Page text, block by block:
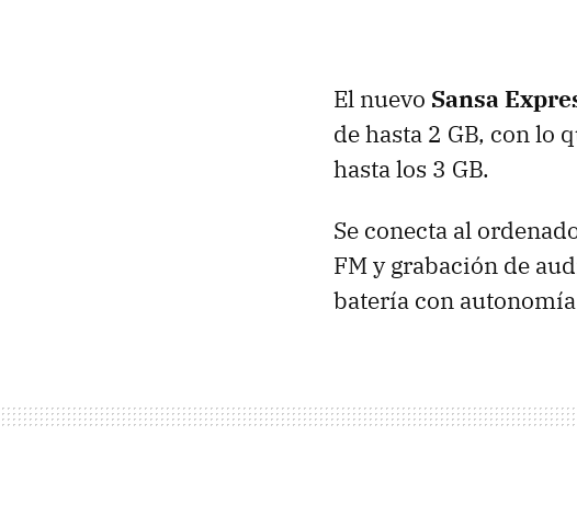
El nuevo Sansa
de hasta 2 GB, con lo
hasta los 3 GB.
Se conecta al
FM y grabación de
batería con